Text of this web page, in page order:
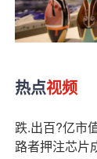
热点视频
跌.出百?亿市
路者押注芯片